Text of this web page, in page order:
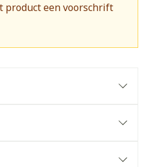
product een voorschrift